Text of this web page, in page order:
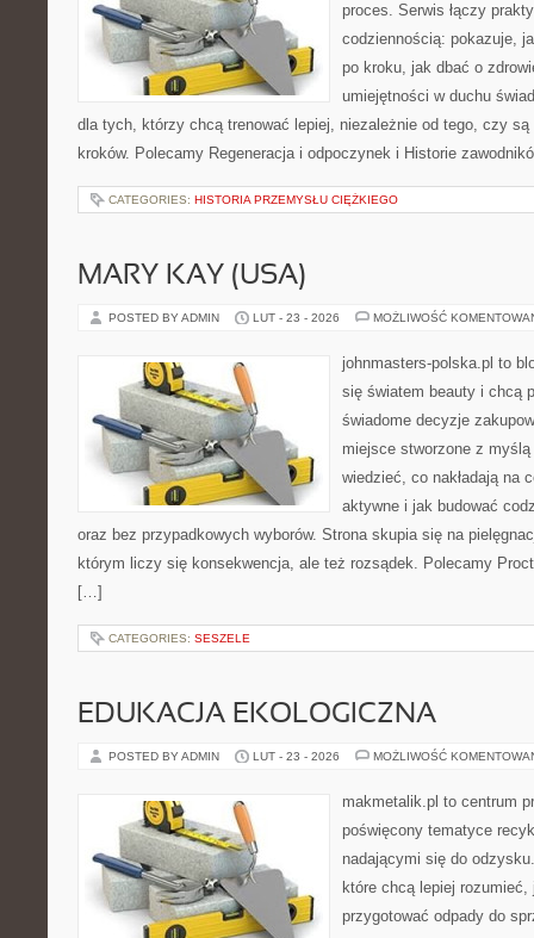
proces. Serwis łączy
codziennością: pokazuje,
po kroku, jak dbać o
umiejętności w duchu
dla tych, którzy chcą trenować lepiej, niezależnie od tego, czy
kroków. Polecamy Regeneracja i odpoczynek i Historie
CATEGORIES: HISTORIA PRZEMYSŁU CIĘŻKIEGO
MARY KAY (USA)
POSTED BY ADMIN LUT - 23 - 2026 MOŻLIWOŚĆ
johnmasters-polska.pl to
się światem beauty i chcą
świadome decyzje
miejsce stworzone z
wiedzieć, co nakładają na
aktywne i jak budować
oraz bez przypadkowych wyborów. Strona skupia się na
którym liczy się konsekwencja, ale też rozsądek. Polecamy
[…]
CATEGORIES: SESZELE
EDUKACJA EKOLOGICZNA
POSTED BY ADMIN LUT - 23 - 2026 MOŻLIWOŚĆ
makmetalik.pl to centrum
poświęcony tematyce
nadającymi się do
które chcą lepiej rozumieć,
przygotować odpady do